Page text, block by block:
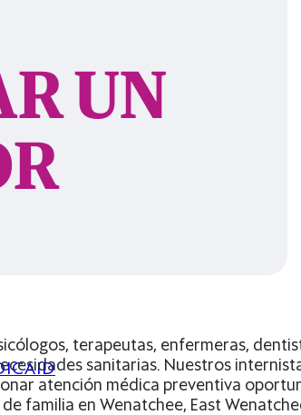
UN
terapeutas, enfermeras,
sanitarias. Nuestros
atención médica preventiva
familia en Wenatchee, East